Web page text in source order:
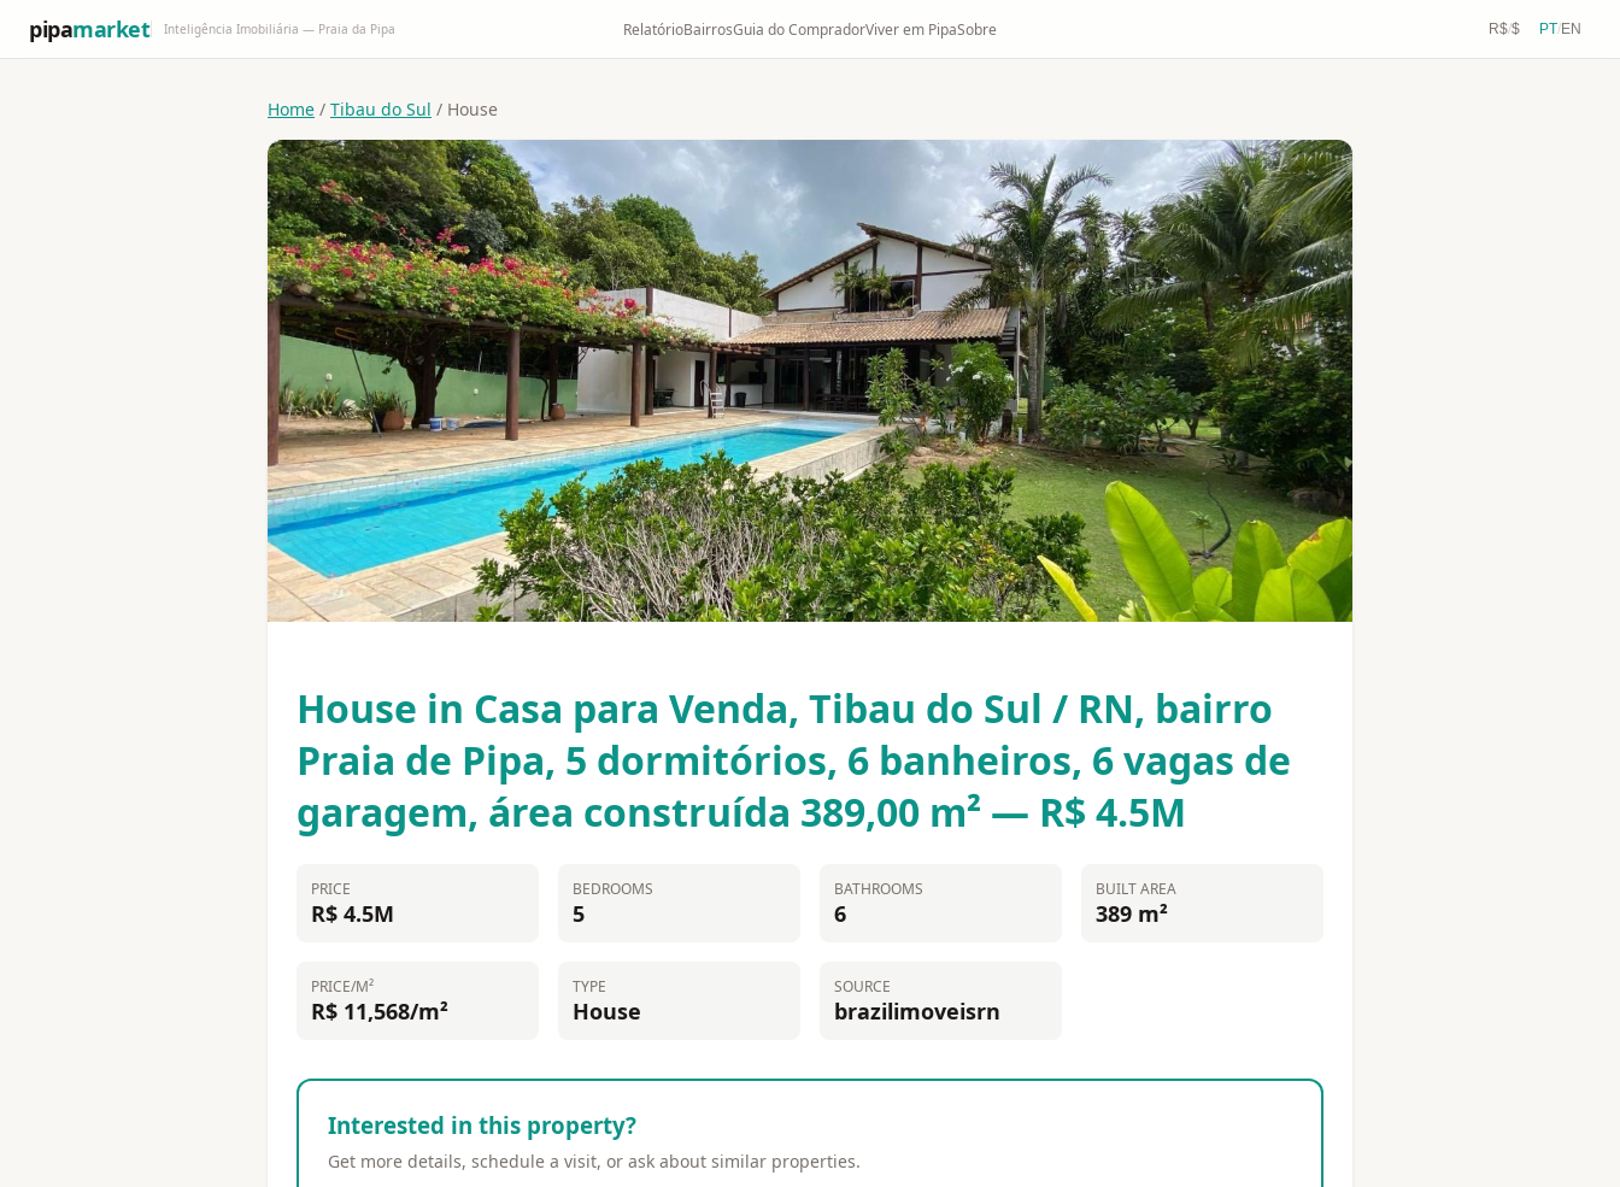
pipamarket Inteligência Imobiliária — Praia da Pipa RelatórioBairrosGuia do CompradorViver em PipaSobre R$/$ PT/EN
Home / Tibau do Sul / House
House in Casa para Venda, Tibau do Sul / RN, bairro
Praia de Pipa, 5 dormitórios, 6 banheiros, 6 vagas de
garagem, área construída 389,00 m² — R$ 4.5M
PRICE
R$ 4.5M
BEDROOMS
5
BATHROOMS
6
BUILT AREA
389 m²
PRICE/M²
R$ 11,568/m²
TYPE
House
SOURCE
brazilimoveisrn
Interested in this property?
Get more details, schedule a visit, or ask about similar properties.